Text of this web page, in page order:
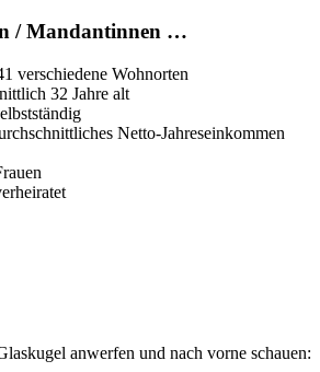
/ Mandantinnen …
verschiedene Wohnorten
32 Jahre alt
Netto-Jahreseinkommen
anwerfen und nach vorne schauen: